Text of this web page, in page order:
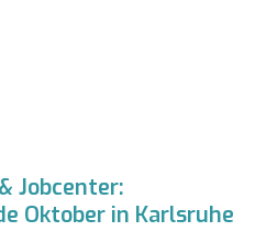
Jobcenter:
Oktober in Karlsruhe